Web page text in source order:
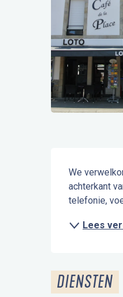
We
achterkant
telefonie,
Lees
DIENSTEN